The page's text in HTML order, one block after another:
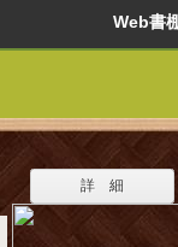
Web
詳 細